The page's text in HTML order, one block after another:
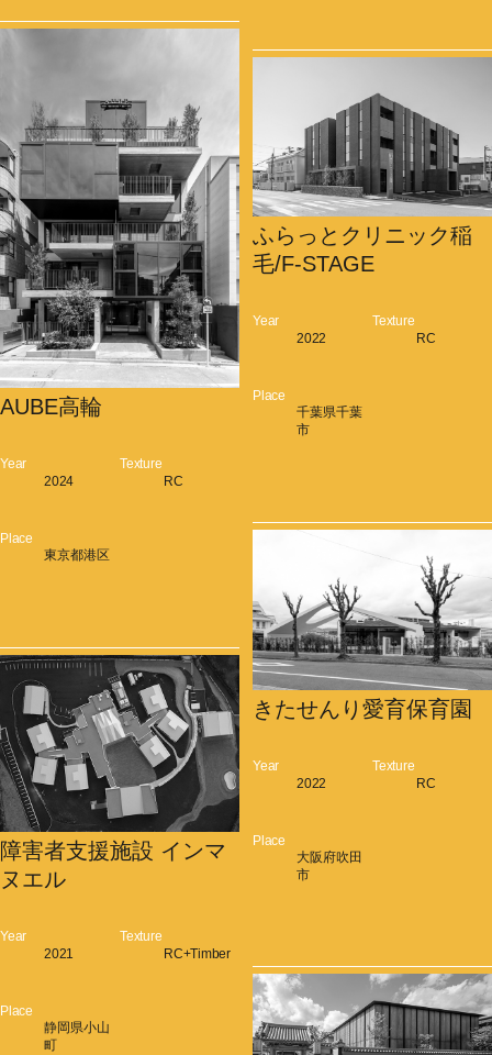
AUBE高輪
Year
2024
Texture
RC
Place
東京都港区
ふらっとクリニック稲
毛/F-STAGE
Year
2022
Texture
RC
Place
千葉県千葉
市
きたせんり愛育保育園
Year
2022
Texture
RC
Place
大阪府吹田
市
障害者支援施設 インマ
ヌエル
Year
2021
Texture
RC+Timber
Place
静岡県小山
町